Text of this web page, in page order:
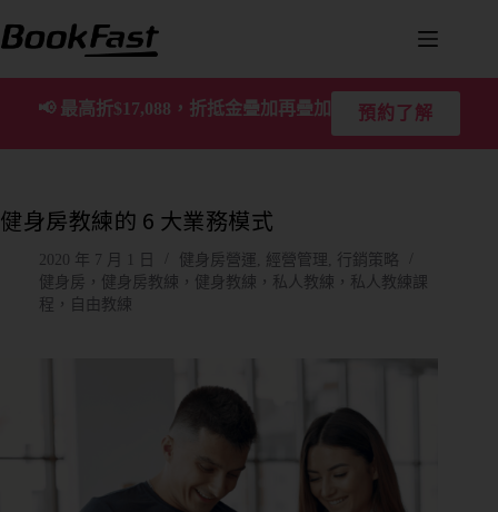
📢 最高折$17,088，折抵金疊加再疊加 預約了解
健身房教練的 6 大業務模式
2020 年 7 月 1 日 健身房營運, 經營管理, 行銷策略
健身房，健身房教練，健身教練，私人教練，私人教練課
程，自由教練